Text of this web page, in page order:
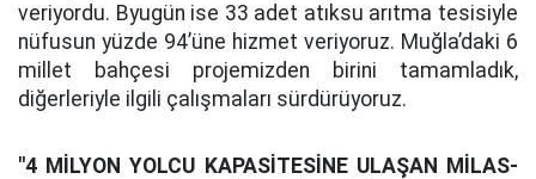
veriyordu. Byugün ise 33 adet atıksu arıtma tesisiyle
nüfusun yüzde 94’üne hizmet veriyoruz. Muğla’daki 6
millet bahçesi projemizden birini tamamladık,
diğerleriyle ilgili çalışmaları sürdürüyoruz.
"4 MİLYON YOLCU KAPASİTESİNE ULAŞAN MİLAS-